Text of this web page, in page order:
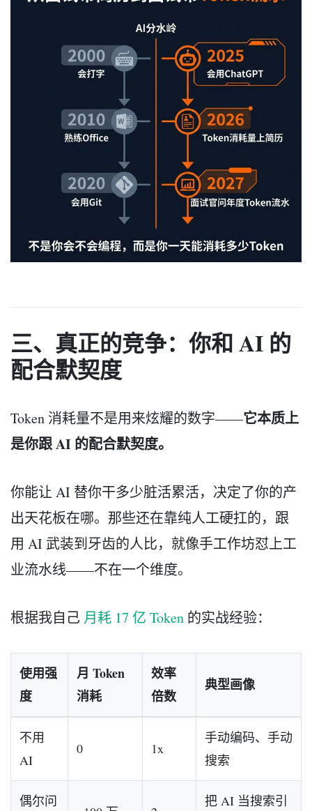
三、真正的竞争：你和 AI 的
配合默契度
Token 消耗量不是用来炫耀的数字——它本质上
是你跟 AI 的配合默契度。
你能让 AI 替你干多少脏活累活，决定了你的产
出天花板在哪。那些还在靠纯人工硬扛的，跟
用 AI 武装到牙齿的人比，就像手工作坊怼上工
业流水线——不在一个维度。
根据我自己 月耗 17 亿 Token 的实战经验：
使用强
度
月 Token
消耗
效率
倍数
典型画像
不用
AI
0 1x
手动编码、手动
搜索
偶尔问 把 AI 当搜索引